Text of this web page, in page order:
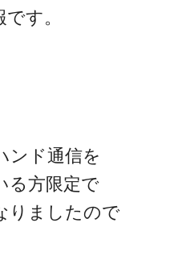
す。
ンド通信を
る方限定で
りましたので